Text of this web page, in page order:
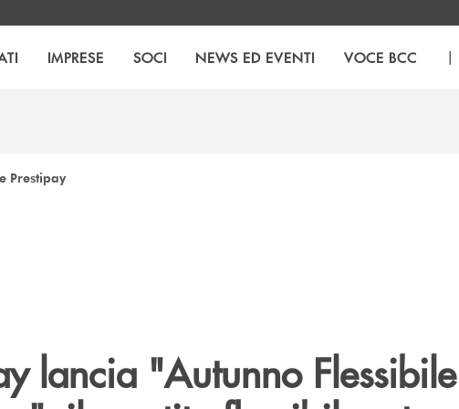
IMPRESE SOCI NEWS ED EVENTI VOCE BCC |
Prestipay
lancia "Autunno Flessibile